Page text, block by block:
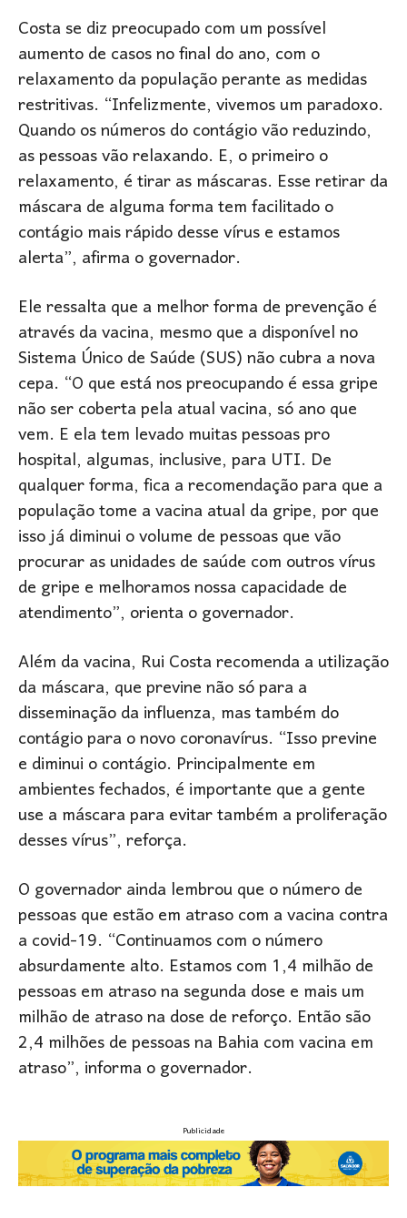
Costa se diz preocupado com um possível
aumento de casos no final do ano, com o
relaxamento da população perante as medidas
restritivas. “Infelizmente, vivemos um paradoxo.
Quando os números do contágio vão reduzindo,
as pessoas vão relaxando. E, o primeiro o
relaxamento, é tirar as máscaras. Esse retirar da
máscara de alguma forma tem facilitado o
contágio mais rápido desse vírus e estamos
alerta”, afirma o governador.
Ele ressalta que a melhor forma de prevenção é
através da vacina, mesmo que a disponível no
Sistema Único de Saúde (SUS) não cubra a nova
cepa. “O que está nos preocupando é essa gripe
não ser coberta pela atual vacina, só ano que
vem. E ela tem levado muitas pessoas pro
hospital, algumas, inclusive, para UTI. De
qualquer forma, fica a recomendação para que a
população tome a vacina atual da gripe, por que
isso já diminui o volume de pessoas que vão
procurar as unidades de saúde com outros vírus
de gripe e melhoramos nossa capacidade de
atendimento”, orienta o governador.
Além da vacina, Rui Costa recomenda a utilização
da máscara, que previne não só para a
disseminação da influenza, mas também do
contágio para o novo coronavírus. “Isso previne
e diminui o contágio. Principalmente em
ambientes fechados, é importante que a gente
use a máscara para evitar também a proliferação
desses vírus”, reforça.
O governador ainda lembrou que o número de
pessoas que estão em atraso com a vacina contra
a covid-19. “Continuamos com o número
absurdamente alto. Estamos com 1,4 milhão de
pessoas em atraso na segunda dose e mais um
milhão de atraso na dose de reforço. Então são
2,4 milhões de pessoas na Bahia com vacina em
atraso”, informa o governador.
Publicidade